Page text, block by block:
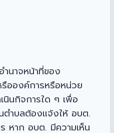
ำนาจหน้าที่ของ
อองค์การหรือหน่วย
นินกิจการใด ๆ เพื่อ
ตำบลต้องแจ้งให้ อบต.
หาก อบต. มีความเห็น